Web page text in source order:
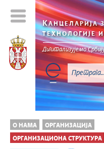
КАНЦЕЛАРИЈА
ТЕХНОЛОГИЈЕ
Дигитализујемо
О НАМА ОРГАНИЗАЦИЈА
ОРГАНИЗАЦИОНА СТРУКТУРА